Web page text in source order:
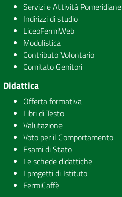
Servizi e Attività Pomeridiane
Indirizzi di studio
LiceoFermiWeb
Modulistica
Contributo Volontario
Comitato Genitori
Didattica
Offerta formativa
Libri di Testo
Valutazione
Voto per il Comportamento
Esami di Stato
Le schede didattiche
I progetti di Istituto
FermiCaffè